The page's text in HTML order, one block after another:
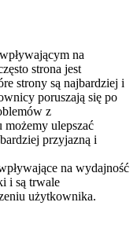
na
strona jest
strony są najbardziej i
poruszają się po
z
ulepszać
przyjazną i
na wydajność
i są trwale
użytkownika.